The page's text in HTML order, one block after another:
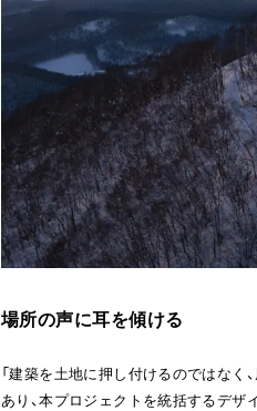
場所の声に耳を傾ける
「建築を土地に押し付けるのではなく
あり、本プロジェクトを統括するデザ